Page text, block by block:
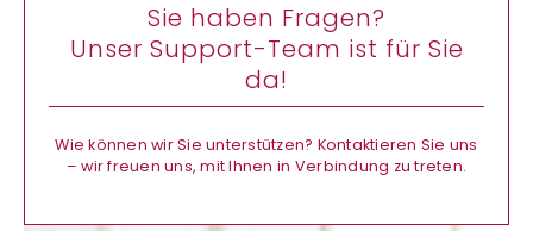
Sie haben Fragen?
Unser Support-Team ist für Sie
da!
Wie können wir Sie unterstützen? Kontaktieren Sie uns
– wir freuen uns, mit Ihnen in Verbindung zu treten.